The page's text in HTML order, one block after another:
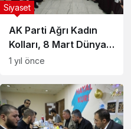
AK Parti Ağrı Kadın
Kolları, 8 Mart Dünya
Kadınlar Günü
Açıklaması Yaptı
Siyaset
1 yıl önce